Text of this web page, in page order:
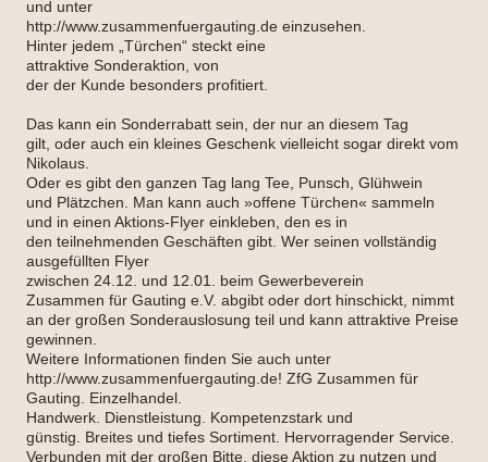
und unter
http://www.zusammenfuergauting.de einzusehen.
Hinter jedem „Türchen“ steckt eine
attraktive Sonderaktion, von
der der Kunde besonders profitiert.
Das kann ein Sonderrabatt sein, der nur an diesem Tag
gilt, oder auch ein kleines Geschenk vielleicht sogar direkt vom
Nikolaus.
Oder es gibt den ganzen Tag lang Tee, Punsch, Glühwein
und Plätzchen. Man kann auch »offene Türchen« sammeln
und in einen Aktions-Flyer einkleben, den es in
den teilnehmenden Geschäften gibt. Wer seinen vollständig
ausgefüllten Flyer
zwischen 24.12. und 12.01. beim Gewerbeverein
Zusammen für Gauting e.V. abgibt oder dort hinschickt, nimmt
an der großen Sonderauslosung teil und kann attraktive Preise
gewinnen.
Weitere Informationen finden Sie auch unter
http://www.zusammenfuergauting.de! ZfG Zusammen für
Gauting. Einzelhandel.
Handwerk. Dienstleistung. Kompetenzstark und
günstig. Breites und tiefes Sortiment. Hervorragender Service.
Verbunden mit der großen Bitte, diese Aktion zu nutzen und